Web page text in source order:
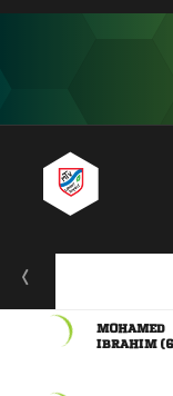

